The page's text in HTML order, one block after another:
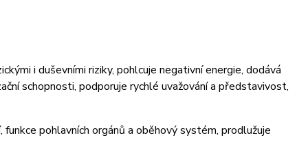
i duševními riziky, pohlcuje negativní energie, dodává
schopnosti, podporuje rychlé uvažování a představivost,
pohlavních orgánů a oběhový systém, prodlužuje